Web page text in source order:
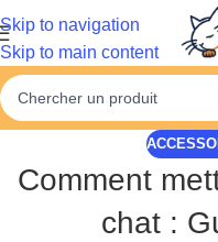
Skip to navigation
Skip to main content
Comment
chat :